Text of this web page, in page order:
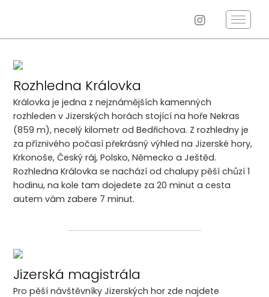
Rozhledna Královka
Královka je jedna z nejznámějších kamenných
rozhleden v Jizerských horách stojící na hoře Nekras
(859 m), necelý kilometr od Bedřichova. Z rozhledny je
za příznivého počasí překrásný výhled na Jizerské hory,
Krkonoše, Český ráj, Polsko, Německo a Ještěd.
Rozhledna Královka se nachází od chalupy pěší chůzí 1
hodinu, na kole tam dojedete za 20 minut a cesta
autem vám zabere 7 minut.
Jizerská magistrála
Pro pěší návštěvníky Jizerských hor zde najdete